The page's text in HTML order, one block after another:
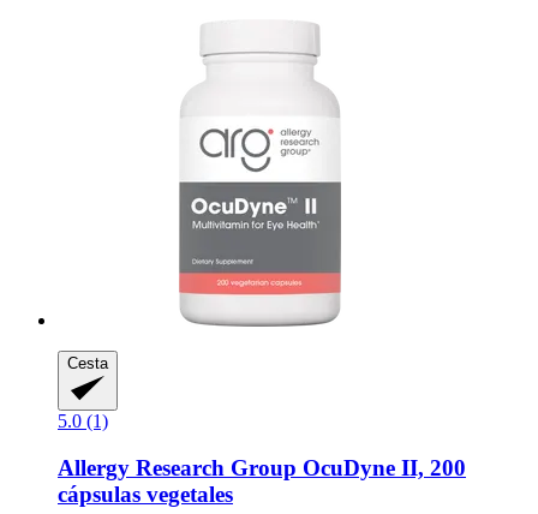
Cesta
5.0 (1)
Allergy Research Group OcuDyne II, 200
cápsulas vegetales